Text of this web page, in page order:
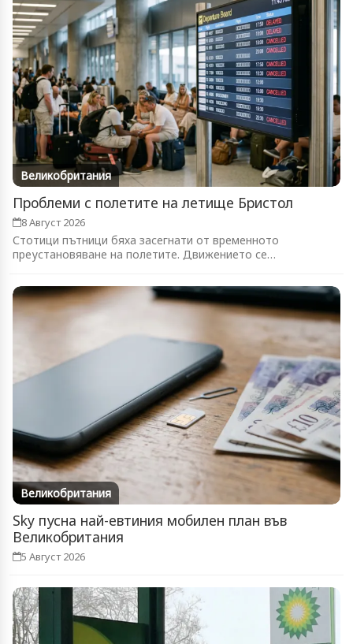
Великобритания
Проблеми с полетите на летище Бристол
8 Август 2026
Стотици пътници бяха засегнати от временното
преустановяване на полетите. Движението се
Великобритания
Sky пусна най-евтиния мобилен план във
Великобритания
5 Август 2026